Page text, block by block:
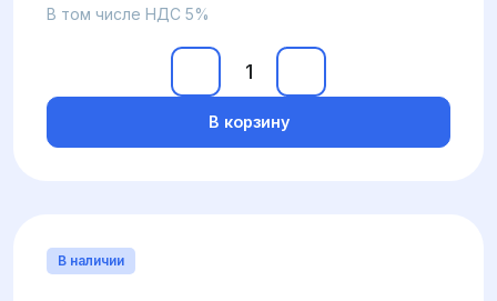
В том числе НДС 5%
В корзину
В наличии